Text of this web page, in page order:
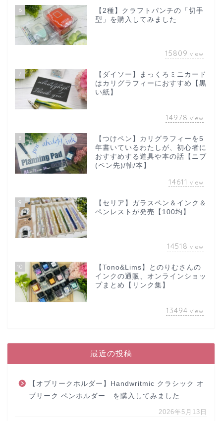
6
【2種】クラフトパンチの「切手
型」を購入してみました
15809 view
7
【ダイソー】まっくろミニカード
はカリグラフィーにおすすめ【黒
い紙】
14978 view
8
【つけペン】カリグラフィーを5
年書いているわたしが、初心者に
おすすめする道具や本の話【ニブ
(ペン先)/軸/本】
14611 view
9
【セリア】ガラスペン＆インク＆
ペンレストが発売【100均】
14518 view
10
【Tono&Lims】とのりむさんの
インクの通販、オンラインショッ
プまとめ【リンク集】
13494 view
最近の投稿
【オブリークホルダー】Handwritmic クラシック オ
ブリーク ペンホルダー を購入してみました
2026年5月13日